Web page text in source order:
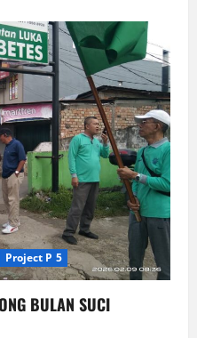
Project P 5
BULAN SUCI